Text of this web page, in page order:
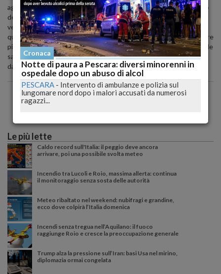
agricoli. Oggi piu’ che mai – conclude Febbo – il settore vitivinicolo
deve saper coniugare la tradizione e il radicamento territoriale
verso le nuove tendenze del vino per investire in un’agricoltura di
qualita’ che sappia rispondere alle attuali logiche di mercato sempre
piu’ in crescita in termini di export”. L’assessore lle Politiche agricole
sara’ accolto dal presidente della Cooperativa Nicolino Torricella e
da tutto il Consiglio di Amministrazione
Le più lette
Caldo record sull'Italia: il peggio deve ancora
arrivare, poi una possibile svolta meteo
Incendio tra Lucoli e Roio, massima allerta: continua
il monitoraggio senza sosta delle autorità
Meteo ribaltato nel weekend: nubifragi e grandine,
ecco dove colpirà l’Italia domenica
Incendi senza tregua nell’Aquilano: il fuoco
raggiunge Roio e cresce la preoccupazione generale
Trump alza la pressione sull’Iran: basi Usa nel mirino,
diplomazia ormai congelata
Cronaca
Notte di paura a Pescara: diversi minorenni in
ospedale dopo un abuso di alcol
PESCARA - Intervento di ambulanze e polizia sul
lungomare nord dopo i malori accusati da numerosi
ragazzi...